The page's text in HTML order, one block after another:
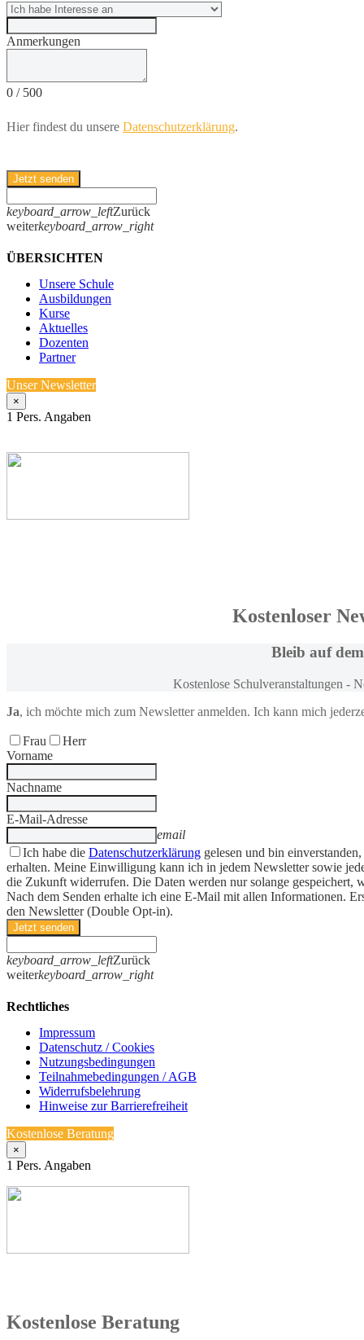
Anmerkungen
0 / 500
Hier findest du unsere Datenschutzerklärung.
Jetzt senden
keyboard_arrow_leftZurück
weiterkeyboard_arrow_right
ÜBERSICHTEN
Unsere Schule
Ausbildungen
Kurse
Aktuelles
Dozenten
Partner
Unser Newsletter
×
1 Pers. Angaben
Kostenloser
Bleib auf
Kostenlose Schulveranstaltungen -
Ja, ich möchte mich zum Newsletter anmelden. Ich kann mich
Frau
Herr
Vorname
Nachname
E-Mail-Adresse
email
Ich habe die Datenschutzerklärung gelesen und bin
erhalten. Meine Einwilligung kann ich in jedem Newsletter sowie
die Zukunft widerrufen. Die Daten werden nur solange gespeichert,
Nach dem Senden erhalte ich eine E-Mail mit allen Informationen.
den Newsletter (Double Opt-in).
Jetzt senden
keyboard_arrow_leftZurück
weiterkeyboard_arrow_right
Rechtliches
Impressum
Datenschutz / Cookies
Nutzungsbedingungen
Teilnahmebedingungen / AGB
Widerrufsbelehrung
Hinweise zur Barrierefreiheit
Kostenlose Beratung
×
1 Pers. Angaben
Kostenlose Beratung